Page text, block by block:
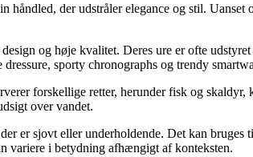
håndled, der udstråler elegance og stil.
og høje kvalitet. Deres ure er ofte
sporty chronographs og trendy
forskellige retter, herunder fisk og
over vandet.
er sjovt eller underholdende. Det kan
variere i betydning afhængigt af konteksten.